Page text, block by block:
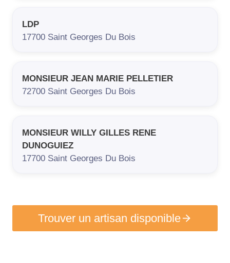
LDP
17700 Saint Georges Du Bois
MONSIEUR JEAN MARIE PELLETIER
72700 Saint Georges Du Bois
MONSIEUR WILLY GILLES RENE
DUNOGUIEZ
17700 Saint Georges Du Bois
Trouver un artisan disponible